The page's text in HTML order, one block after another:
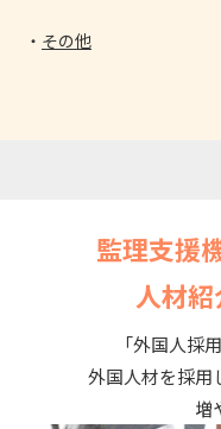
その他
監理支援
人材
「外国人採
外国人材を採用
増